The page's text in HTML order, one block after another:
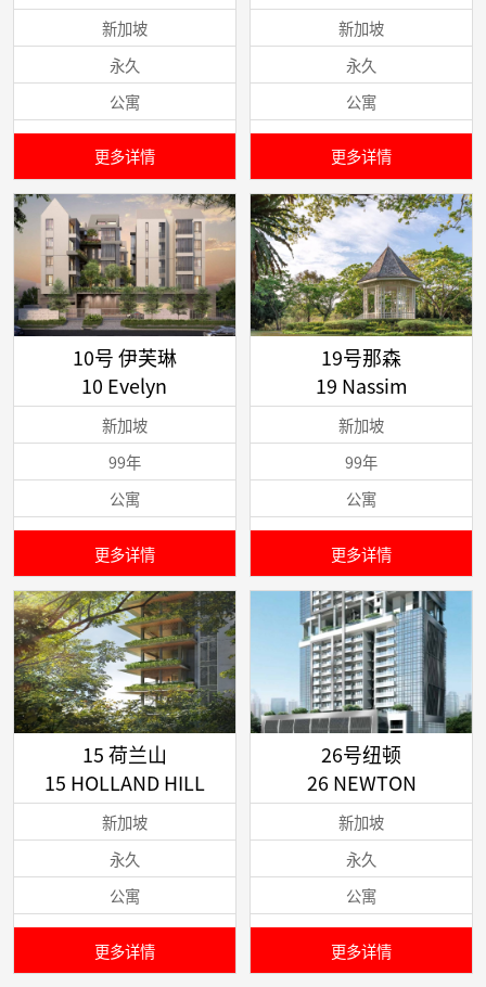
新加坡
永久
公寓
更多详情
新加坡
永久
公寓
更多详情
10号 伊芙琳
10 Evelyn
新加坡
99年
公寓
更多详情
19号那森
19 Nassim
新加坡
99年
公寓
更多详情
15 荷兰山
15 HOLLAND HILL
新加坡
永久
公寓
更多详情
26号纽顿
26 NEWTON
新加坡
永久
公寓
更多详情